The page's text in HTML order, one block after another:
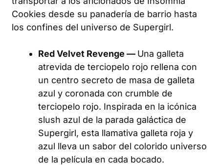
Cookies desde su panadería de barrio hasta
los confines del universo de Supergirl.
Red Velvet Revenge — Una galleta
atrevida de terciopelo rojo rellena con
un centro secreto de masa de galleta
azul y coronada con crumble de
terciopelo rojo. Inspirada en la icónica
slush azul de la parada galáctica de
Supergirl, esta llamativa galleta roja y
azul lleva un sabor del colorido universo
de la película en cada bocado.